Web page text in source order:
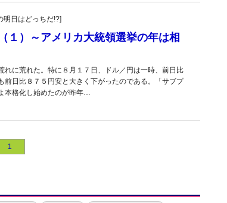
日はどっちだ!?]
１）～アメリカ大統領選挙の年は相
に荒れた。特に８月１７日、ドル／円は一時、前日比
前日比８７５円安と大きく下がったのである。「サブプ
本格化し始めたのが昨年…
1